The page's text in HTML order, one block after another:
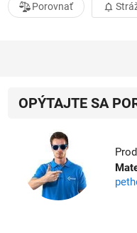
Porovnať
OPÝTAJTE SA